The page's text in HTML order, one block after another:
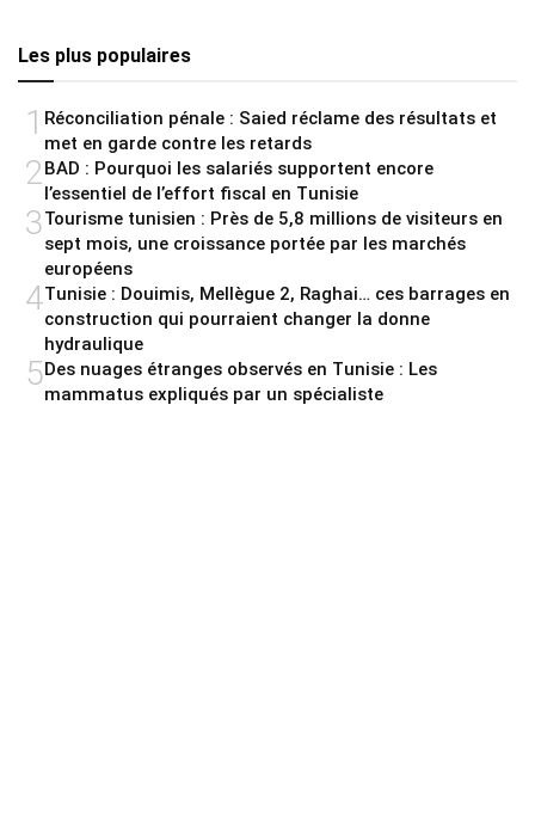
Les plus populaires
1 Réconciliation pénale : Saied réclame des résultats et
met en garde contre les retards
2BAD : Pourquoi les salariés supportent encore
l’essentiel de l’effort fiscal en Tunisie
3Tourisme tunisien : Près de 5,8 millions de visiteurs en
sept mois, une croissance portée par les marchés
européens
4Tunisie : Douimis, Mellègue 2, Raghai… ces barrages en
construction qui pourraient changer la donne
hydraulique
5Des nuages étranges observés en Tunisie : Les
mammatus expliqués par un spécialiste